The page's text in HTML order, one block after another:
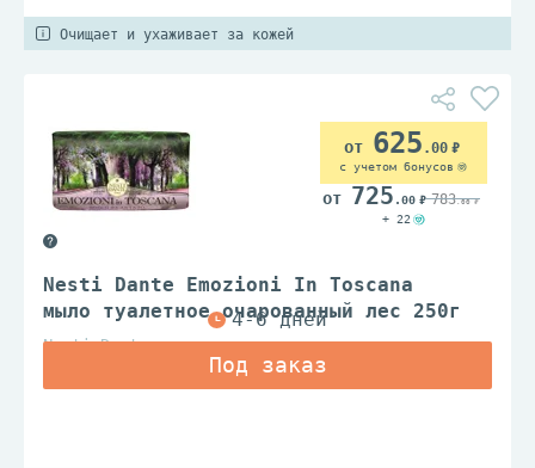
Очищает и ухаживает за кожей
Nesti Dante Emozioni In Toscana
мыло туалетное очарованный лес 250г
Nesti Dante
625 .00
с учетом бонусов
725 .00 783.00
+ 22